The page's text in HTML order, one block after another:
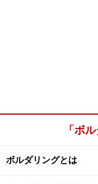
「ボ
ボルダリングとは